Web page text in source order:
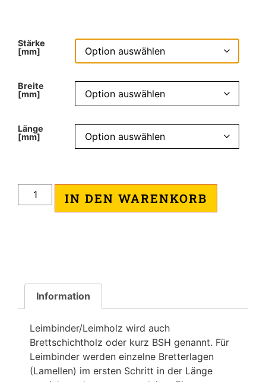
Stärke
[mm]
Breite
[mm]
Länge
[mm]
IN DEN WARENKORB
Information
Leimbinder/Leimholz wird auch
Brettschichtholz oder kurz BSH genannt. Für
Leimbinder werden einzelne Bretterlagen
(Lamellen) im ersten Schritt in der Länge